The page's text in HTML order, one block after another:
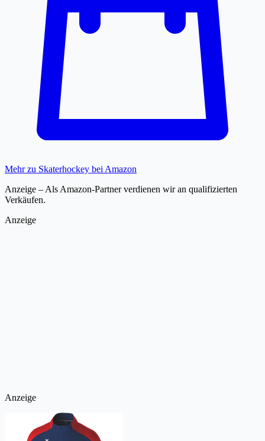
Mehr zu Skaterhockey bei Amazon
Anzeige – Als Amazon-Partner verdienen wir an qualifizierten
Verkäufen.
Anzeige
Anzeige